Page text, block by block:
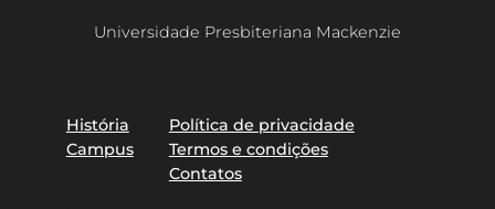
Universidade Presbiteriana Mackenzie
História
Campus
Política de privacidade
Termos e condições
Contatos